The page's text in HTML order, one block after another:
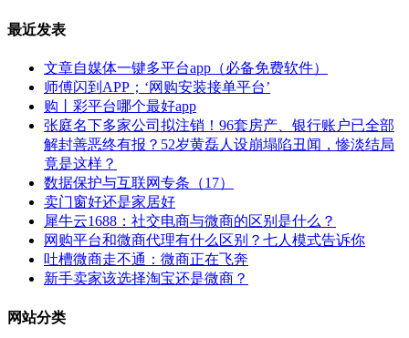
最近发表
文章自媒体一键多平台app（必备免费软件）
师傅闪到APP；‘网购安装接单平台’
购丨彩平台哪个最好app
张庭名下多家公司拟注销！96套房产、银行账户已全部
解封善恶终有报？52岁黄磊人设崩塌陷丑闻，惨淡结局
竟是这样？
数据保护与互联网专条（17）
卖门窗好还是家居好
犀牛云1688：社交电商与微商的区别是什么？
网购平台和微商代理有什么区别？七人模式告诉你
吐槽微商走不通：微商正在飞奔
新手卖家该选择淘宝还是微商？
网站分类